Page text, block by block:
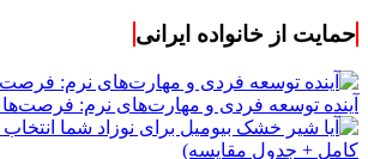
حمایت از خانواده ایرانی
آینده توسعه فردی و مهارت‌های نرم: فرصت‌ها